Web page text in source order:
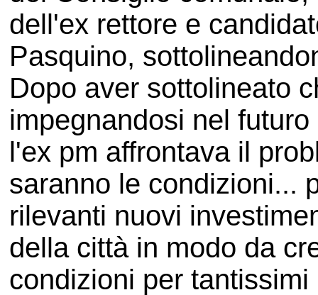
dell'ex rettore e
Pasquino,
Dopo aver sottolineato
impegnandosi nel
l'ex pm affrontava il
saranno le condizioni...
rilevanti nuovi
della città in modo da
condizioni per